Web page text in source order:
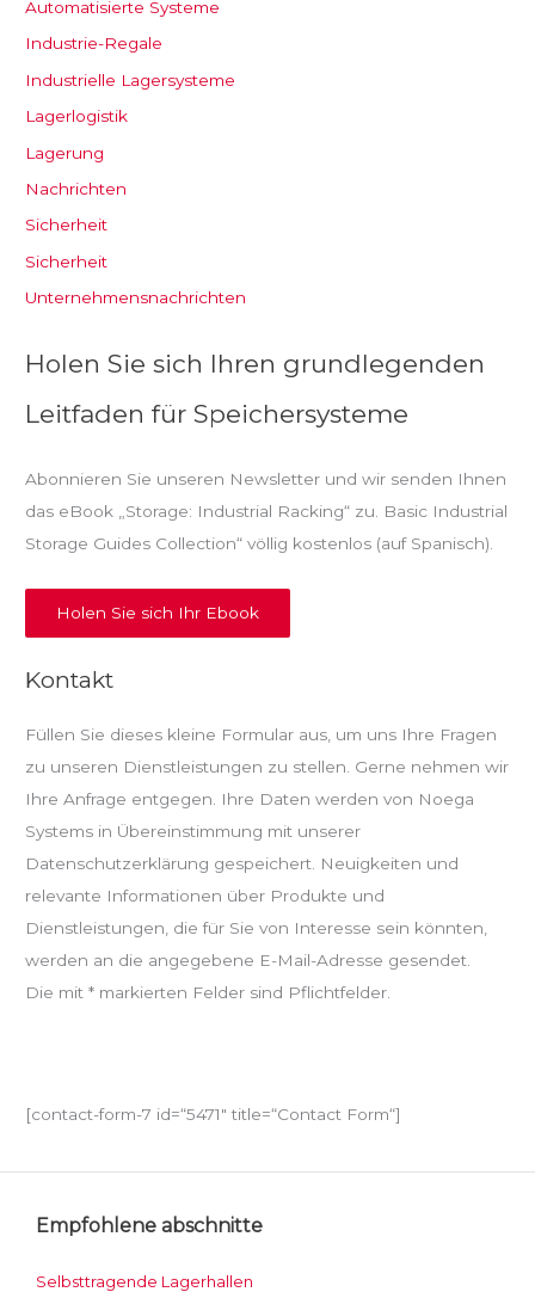
Automatisierte Systeme
Industrie-Regale
Industrielle Lagersysteme
Lagerlogistik
Lagerung
Nachrichten
Sicherheit
Sicherheit
Unternehmensnachrichten
Holen Sie sich Ihren grundlegenden
Leitfaden für Speichersysteme
Abonnieren Sie unseren Newsletter und wir senden Ihnen
das eBook „Storage: Industrial Racking“ zu. Basic Industrial
Storage Guides Collection“ völlig kostenlos (auf Spanisch).
Holen Sie sich Ihr Ebook
Kontakt
Füllen Sie dieses kleine Formular aus, um uns Ihre Fragen
zu unseren Dienstleistungen zu stellen. Gerne nehmen wir
Ihre Anfrage entgegen. Ihre Daten werden von Noega
Systems in Übereinstimmung mit unserer
Datenschutzerklärung gespeichert. Neuigkeiten und
relevante Informationen über Produkte und
Dienstleistungen, die für Sie von Interesse sein könnten,
werden an die angegebene E-Mail-Adresse gesendet.
Die mit * markierten Felder sind Pflichtfelder.
[contact-form-7 id=“5471″ title=“Contact Form“]
Empfohlene abschnitte
Selbsttragende Lagerhallen